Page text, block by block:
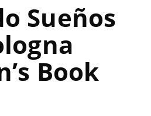
Sueños
Book